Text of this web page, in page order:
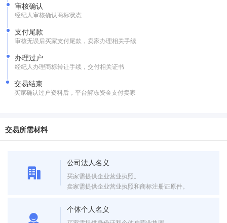
审核确认
经纪人审核确认商标状态
支付尾款
审核无误后买家支付尾款，卖家办理相关手续
办理过户
经纪人办理商标转让手续，交付相关证书
交易结束
买家确认过户资料后，平台解冻资金支付卖家
交易所需材料
公司法人名义
买家需提供企业营业执照。
卖家需提供企业营业执照和商标注册证原件。
个体个人名义